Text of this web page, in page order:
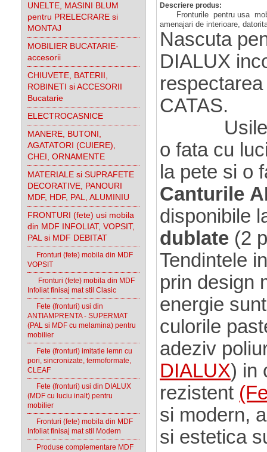
UNELTE, MASINI BLUM
pentru PRELECRARE si
MONTAJ
MOBILIER BUCATARIE-
accesorii
CHIUVETE, BATERII,
ROBINETI si ACCESORII
Bucatarie
ELECTROCASNICE
MANERE, BUTONI,
AGATATORI (CUIERE),
CHEI, ORNAMENTE
MATERIALE si SUPRAFETE
DECORATIVE, PANOURI
MDF, HDF, PAL, ALUMINIU
FRONTURI (fete) usi mobila
din MDF INFOLIAT, VOPSIT,
PAL si MDF DEBITAT
Fronturi (fete) mobila din MDF
VOPSIT
Fronturi (fete) mobila din MDF
Infoliat finisaj mat stil Clasic
Fete (fronturi) usi din
ANTIAMPRENTA - SUPERMAT
(PAL si MDF cu melamina) pentru
mobilier
Fete (fronturi) imitatie lemn cu
pori, sincronizate, termoformate,
CLEAF
Fete (fronturi) usi din DIALUX
(MDF cu luciu inalt) pentru
mobilier
Fronturi (fete) mobila din MDF
Infoliat finisaj mat stil Modern
Produse complementare MDF
Descriere produs:
Fronturile pentru usa
amenajari de interioare,
Nascuta
DIALUX
CATAS.
Usile
o fata cu
la pete si o
Canturile
disponibile
dublate (2
Tendintele
prin design
energie
culorile
adeziv
DIALUX) in
rezistent
si modern,
si estetica